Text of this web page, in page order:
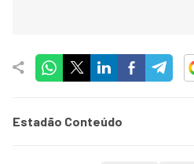
Estadão Conteúdo